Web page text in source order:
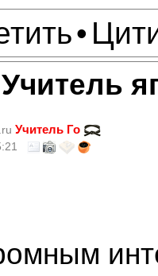
•
Учитель Го